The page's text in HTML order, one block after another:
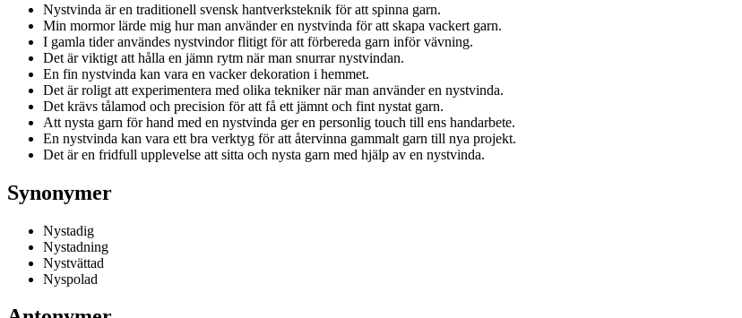
Nystvinda är en traditionell svensk hantverksteknik för att spinna garn.
Min mormor lärde mig hur man använder en nystvinda för att skapa vackert garn.
I gamla tider användes nystvindor flitigt för att förbereda garn inför vävning.
Det är viktigt att hålla en jämn rytm när man snurrar nystvindan.
En fin nystvinda kan vara en vacker dekoration i hemmet.
Det är roligt att experimentera med olika tekniker när man använder en nystvinda.
Det krävs tålamod och precision för att få ett jämnt och fint nystat garn.
Att nysta garn för hand med en nystvinda ger en personlig touch till ens handarbete.
En nystvinda kan vara ett bra verktyg för att återvinna gammalt garn till nya projekt.
Det är en fridfull upplevelse att sitta och nysta garn med hjälp av en nystvinda.
Synonymer
Nystadig
Nystadning
Nystvättad
Nyspolad